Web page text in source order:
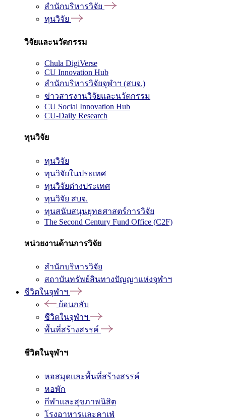
สำนักบริหารวิจัย
ทุนวิจัย
วิจัยและนวัตกรรม
Chula DigiVerse
CU Innovation Hub
สำนักบริหารวิจัยจุฬาฯ (สบจ.)
ข่าวสารงานวิจัยและนวัตกรรม
CU Social Innovation Hub
CU-Daily Research
ทุนวิจัย
ทุนวิจัย
ทุนวิจัยในประเทศ
ทุนวิจัยต่างประเทศ
ทุนวิจัย สบจ.
ทุนสนับสนุนยุทธศาสตร์การวิจัย
The Second Century Fund Office (C2F)
หน่วยงานด้านการวิจัย
สำนักบริหารวิจัย
สถาบันทรัพย์สินทางปัญญาแห่งจุฬาฯ
ชีวิตในจุฬาฯ
ย้อนกลับ
ชีวิตในจุฬาฯ
พื้นที่สร้างสรรค์
ชีวิตในจุฬาฯ
หอสมุดและพื้นที่สร้างสรรค์
หอพัก
กีฬาและสุขภาพนิสิต
โรงอาหารและคาเฟ่